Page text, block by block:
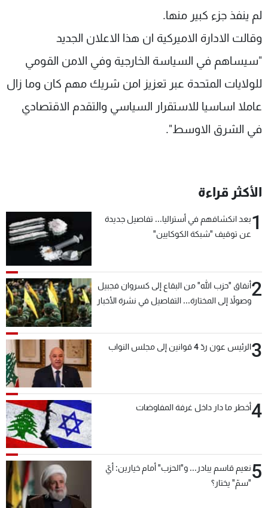
لم ينفذ جزء كبير منها.
وقالت الادارة الاميركية ان هذا الاعلان الجديد
"سيساهم في السياسة الخارجية وفي الامن القومي
للولايات المتحدة عبر تعزيز امن شريك مهم كان وما زال
عاملا اساسيا للاستقرار السياسي والتقدم الاقتصادي
في الشرق الاوسط".
الأكثر قراءة
1بعد انكشافهم في أستراليا... تفاصيل جديدة
عن توقيف "شبكة الكوكايين"
2أنفاق "حزب الله" من البقاع إلى كسروان فجبيل
وصولاً إلى المختارة... التفاصيل في نشرة الأخبار
3الرئيس عون ردّ 4 قوانين إلى مجلس النواب
4أخطر ما دار داخل غرفة المفاوضات
5نعيم قاسم يبادر... و"الحزب" أمام خيارين: أيّ
"سمّ" يختار؟